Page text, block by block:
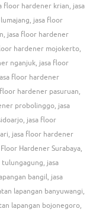
floor hardener krian, jasa
, jasa floor
, jasa floor hardener
hardener mojokerto,
nganjuk, jasa floor
floor hardener
hardener pasuruan,
probolinggo, jasa
, jasa floor
, jasa floor hardener
Floor Hardener Surabaya,
, jasa
bangil, jasa
lapangan banyuwangi,
lapangan bojonegoro,